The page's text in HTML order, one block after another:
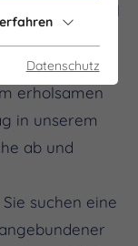
Seitental
und
laden Sie
erholsamen
in unserem
ab und
suchen eine
Datenschutz